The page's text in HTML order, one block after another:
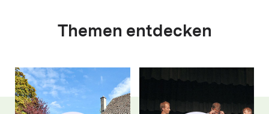
Themen entdecken